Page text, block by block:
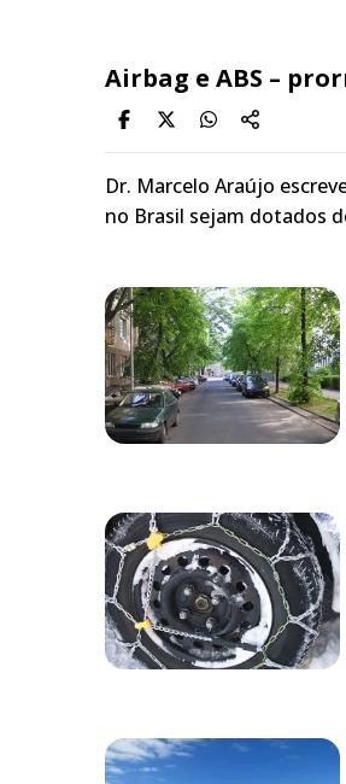
Airbag e ABS –
Dr. Marcelo Araújo
no Brasil sejam dotados